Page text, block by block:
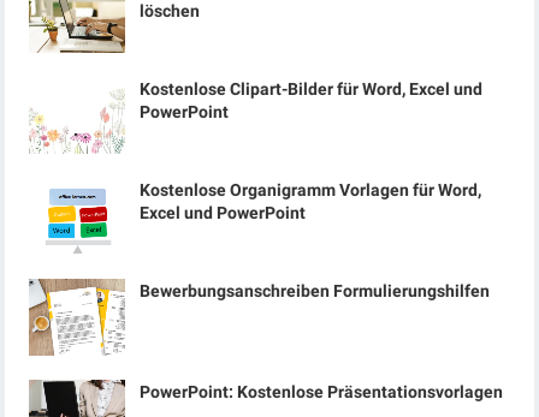
löschen
Kostenlose Clipart-Bilder für Word, Excel und
PowerPoint
Kostenlose Organigramm Vorlagen für Word,
Excel und PowerPoint
Bewerbungsanschreiben Formulierungshilfen
PowerPoint: Kostenlose Präsentationsvorlagen